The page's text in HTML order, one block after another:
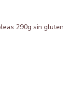
290g sin gluten